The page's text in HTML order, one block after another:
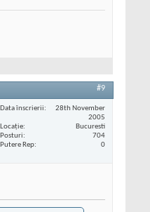
#9
Data înscrierii
28th November
2005
Locaţie
Bucuresti
Posturi
704
Putere Rep
0